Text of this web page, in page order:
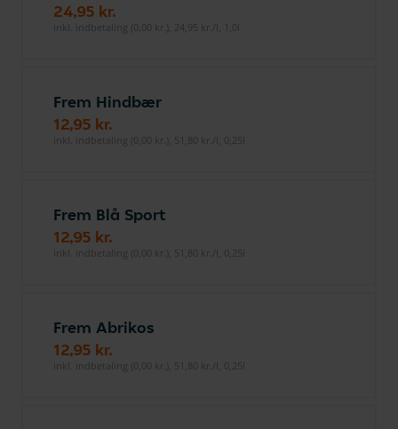
24,95 kr.
inkl. indbetaling (0,00 kr.), 24,95 kr./l, 1,0l
Frem Hindbær
12,95 kr.
inkl. indbetaling (0,00 kr.), 51,80 kr./l, 0,25l
Frem Blå Sport
12,95 kr.
inkl. indbetaling (0,00 kr.), 51,80 kr./l, 0,25l
Frem Abrikos
12,95 kr.
inkl. indbetaling (0,00 kr.), 51,80 kr./l, 0,25l